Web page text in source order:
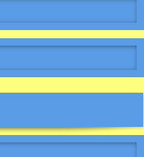
5,42 EUR pro m
% MwSt. zzgl.Versandkosten